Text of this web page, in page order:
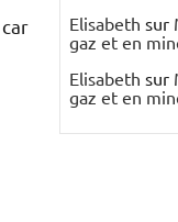
Elisabeth sur
gaz et en
Elisabeth sur
gaz et en